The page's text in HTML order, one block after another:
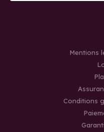
Mentions
Conditions